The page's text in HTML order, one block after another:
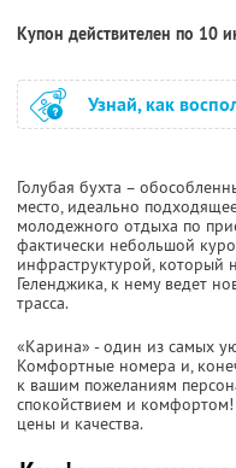
Купон действителен по 10
Узнай, как
Голубая бухта –
место, идеально
молодежного отдыха по
фактически небольшой
инфраструктурой, который
Геленджика, к нему ведет
трасса.
«Карина» - один из самых
Комфортные номера и,
к вашим пожеланиям
спокойствием и
цены и качества.